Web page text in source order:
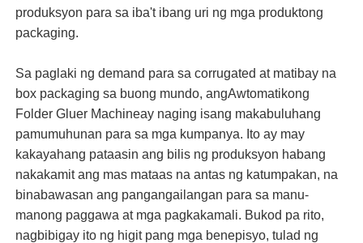
produksyon para sa iba't ibang uri ng mga produktong
packaging.
Sa paglaki ng demand para sa corrugated at matibay na
box packaging sa buong mundo, angAwtomatikong
Folder Gluer Machineay naging isang makabuluhang
pamumuhunan para sa mga kumpanya. Ito ay may
kakayahang pataasin ang bilis ng produksyon habang
nakakamit ang mas mataas na antas ng katumpakan, na
binabawasan ang pangangailangan para sa manu-
manong paggawa at mga pagkakamali. Bukod pa rito,
nagbibigay ito ng higit pang mga benepisyo, tulad ng